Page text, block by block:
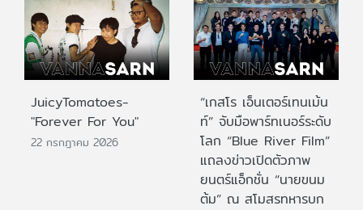
JuicyTomatoes-
"Forever For You"
22 กรกฎาคม 2026
“เกสโร เอ็นเตอร์เทนเม้น
ท์” จับมือพาร์ทเนอร์ระดับ
โลก “Blue River Film”
แถลงข่าวเปิดตัวภาพ
ยนตร์แอ็กชั่น “นายขนม
ต้ม” ณ สโมสรทหารบก